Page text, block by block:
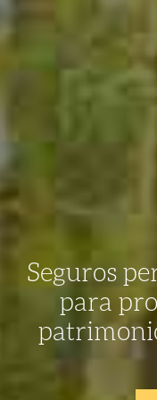
Seguros
para